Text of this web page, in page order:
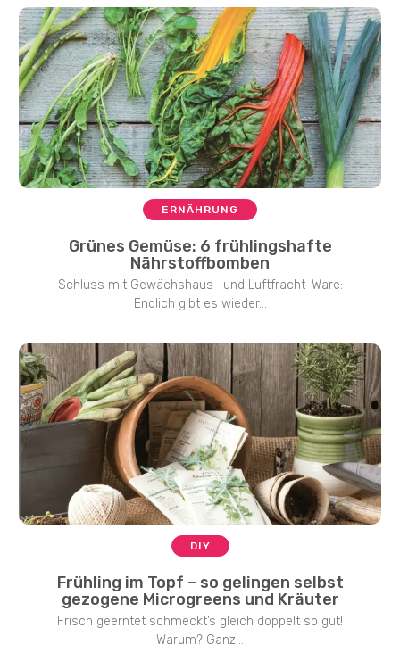
ERNÄHRUNG
Grünes Gemüse: 6 frühlingshafte
Nährstoffbomben
Schluss mit Gewächshaus- und Luftfracht-Ware:
Endlich gibt es wieder...
DIY
Frühling im Topf – so gelingen selbst
gezogene Microgreens und Kräuter
Frisch geerntet schmeckt’s gleich doppelt so gut!
Warum? Ganz...